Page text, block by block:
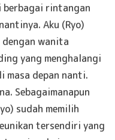
berbagai rintangan
Aku (Ryo)
wanita
yang menghalangi
masa depan nanti.
Sebagaimanapun
sudah memilih
tersendiri yang